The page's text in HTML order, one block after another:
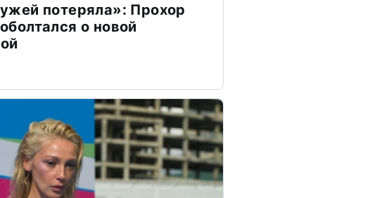
потеряла»: Прохор
о новой